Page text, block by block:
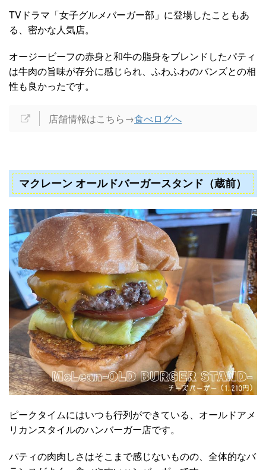
TVドラマ「女子グルメバーガー部」に登場したこともあ
る、密かな人気店。
オージービーフの赤身と和牛の脂身をブレンドしたパティ
は牛肉の旨味が存分に感じられ、ふわふわのバンズとの相
性も良かったです。
店舗情報はこちら→食べログへ
マクレーン オールドバーガースタンド（蔵前）
ピークタイムにはいつも行列ができている、オールドアメ
リカンスタイルのハンバーガー店です。
パティの肉肉しさはそこまで感じないものの、全体的なバ